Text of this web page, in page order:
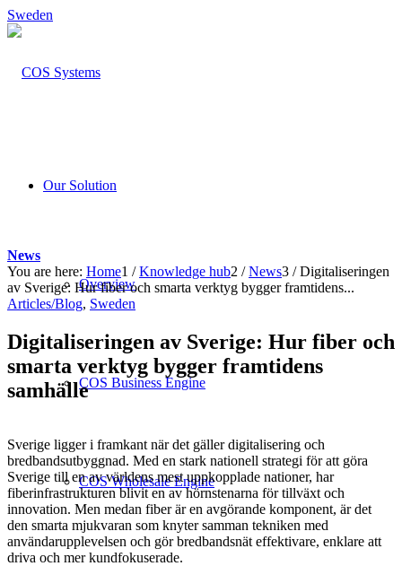
Sweden
Our Solution
Overview
COS Business Engine
COS Wholesale Engine
News
You are here: Home1 / Knowledge hub2 / News3 / Digitaliseringen
av Sverige: Hur fiber och smarta verktyg bygger framtidens...
Articles/Blog, Sweden
Digitaliseringen av Sverige: Hur fiber och
smarta verktyg bygger framtidens
samhälle
Sverige ligger i framkant när det gäller digitalisering och
bredbandsutbyggnad. Med en stark nationell strategi för att göra
Sverige till en av världens mest uppkopplade nationer, har
fiberinfrastrukturen blivit en av hörnstenarna för tillväxt och
innovation. Men medan fiber är en avgörande komponent, är det
den smarta mjukvaran som knyter samman tekniken med
användarupplevelsen och gör bredbandsnät effektivare, enklare att
driva och mer kundfokuserade.